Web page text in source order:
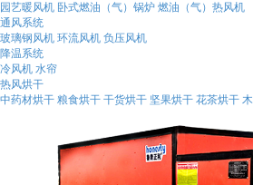
园艺暖风机 卧式燃油（气）锅炉 燃油（气）热风机
通风系统
玻璃钢风机 环流风机 负压风机
降温系统
冷风机 水帘
热风烘干
中药材烘干 粮食烘干 干货烘干 坚果烘干 花茶烘干